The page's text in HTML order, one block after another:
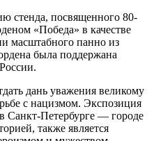
стенда, посвященного 80-
«Победа» в качестве
масштабного панно из
была поддержана
дань уважения великому
с нацизмом. Экспозиция
Санкт-Петербурге — городе
также является